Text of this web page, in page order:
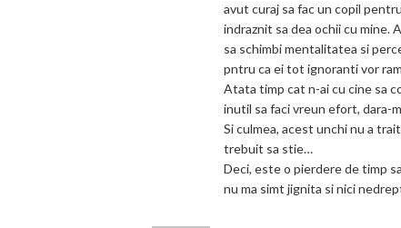
avut curaj sa fac un copil
indraznit sa dea ochii cu mine.
sa schimbi mentalitatea si
pntru ca ei tot ignoranti vor
Atata timp cat n-ai cu cine sa
inutil sa faci vreun efort, dara-
Si culmea, acest unchi nu a
trebuit sa stie…
Deci, este o pierdere de timp
nu ma simt jignita si nici